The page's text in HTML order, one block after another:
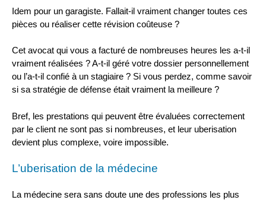
Idem pour un garagiste. Fallait-il vraiment changer toutes ces
pièces ou réaliser cette révision coûteuse ?
Cet avocat qui vous a facturé de nombreuses heures les a-t-il
vraiment réalisées ? A-t-il géré votre dossier personnellement
ou l’a-t-il confié à un stagiaire ? Si vous perdez, comme savoir
si sa stratégie de défense était vraiment la meilleure ?
Bref, les prestations qui peuvent être évaluées correctement
par le client ne sont pas si nombreuses, et leur uberisation
devient plus complexe, voire impossible.
L’uberisation de la médecine
La médecine sera sans doute une des professions les plus